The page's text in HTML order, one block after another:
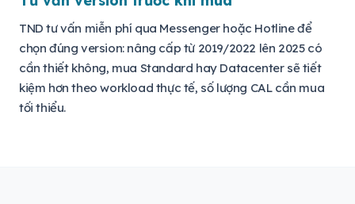
TND tư vấn miễn phí qua Messenger hoặc Hotline để
chọn đúng version: nâng cấp từ 2019/2022 lên 2025 có
cần thiết không, mua Standard hay Datacenter sẽ tiết
kiệm hơn theo workload thực tế, số lượng CAL cần mua
tối thiểu.